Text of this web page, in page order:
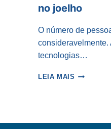
no joelho
O número de
tecnologias…
LEIA MAIS 7
SEGURO